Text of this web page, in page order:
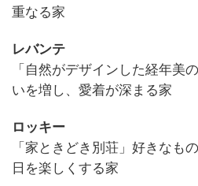
重なる家
レバンテ
「自然がデザインした経年美
いを増し、愛着が深まる家
ロッキー
「家ときどき別荘」好きなも
日を楽しくする家